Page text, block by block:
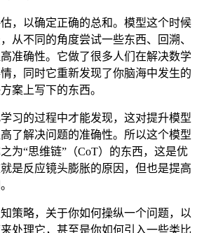
以确定正确的总和。模型这个时候
从不同的角度尝试一些东西、回溯、
准确性。它做了很多人们在解决数学
，同时它重新发现了你脑海中发生的
案上写下的东西。
的过程中才能发现，这对提升模型
了解决问题的准确性。所以这个模型
为“思维链”（CoT）的东西，这是优
是反应镜头膨胀的原因，但也是提高
略，关于你如何操纵一个问题，以
处理它，甚至是你如何引入一些类比